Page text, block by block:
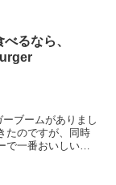
るなら、
ブームがありまし
たのですが、同時
で一番おいしいと